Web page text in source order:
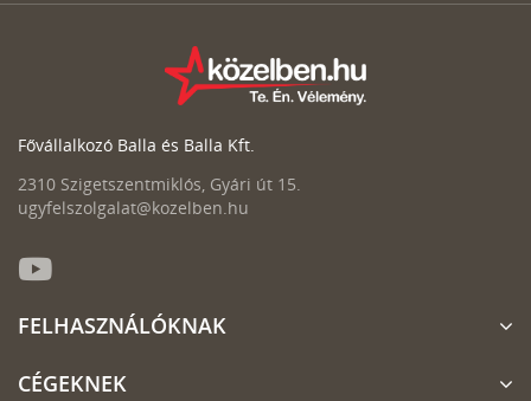
Fővállalkozó Balla és Balla Kft.
2310 Szigetszentmiklós, Gyári út 15.
ugyfelszolgalat@kozelben.hu
FELHASZNÁLÓKNAK
CÉGEKNEK